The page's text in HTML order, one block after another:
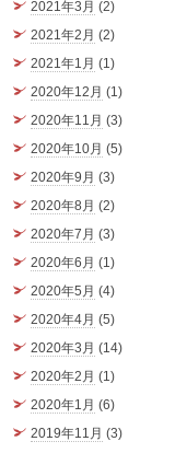
2021年3月 (2)
2021年2月 (2)
2021年1月 (1)
2020年12月 (1)
2020年11月 (3)
2020年10月 (5)
2020年9月 (3)
2020年8月 (2)
2020年7月 (3)
2020年6月 (1)
2020年5月 (4)
2020年4月 (5)
2020年3月 (14)
2020年2月 (1)
2020年1月 (6)
2019年11月 (3)